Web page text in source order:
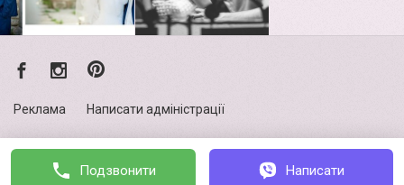
Подзвонити Написати
Реклама Написати адміністрації